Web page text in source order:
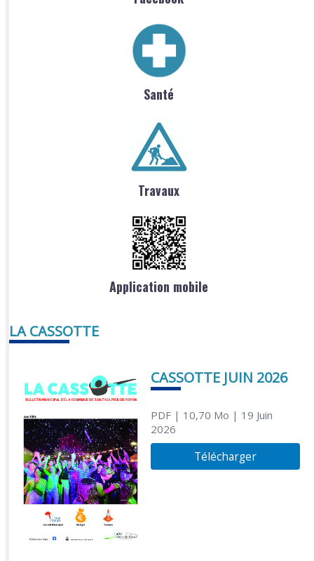
Santé
Travaux
Application mobile
LA CASSOTTE
CASSOTTE JUIN 2026
PDF| 10,70 Mo | 19 Juin
2026
Télécharger